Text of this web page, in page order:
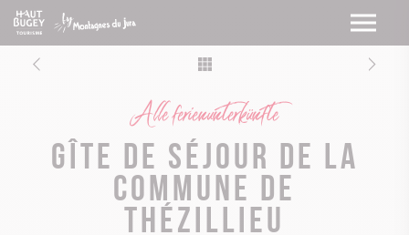
Alle ferienunterkünfte
Gîte de séjour de la
Commune de
Thézillieu